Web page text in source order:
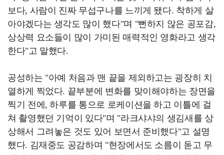
보다, 사람이 진짜 무섭구나를 느끼게 됐다. 착하게 살
아야겠다는 생각도 많이 했다"며 "뻔하지 않은 공포감,
상상력 요소들이 많이 가미된 매력적인 영화라고 생각
한다"고 말했다.
공성하는 "아예 처음과 맨 끝을 제외하고는 굉장히 치
열하게 찍었다. 끝부분에 변화를 맞이해야하는 장면을
찍기 전에, 하루를 통으로 로케이션을 하고 이틀에 걸
쳐 촬영했던 기억이 있다"며 "라크샤샤의 생김새를 상
상해서 그려놓은 것도 있어 보면서 준비했다"고 설명
했다. 김재중도 공감하며 "현장에서도 소름이 돋고 무